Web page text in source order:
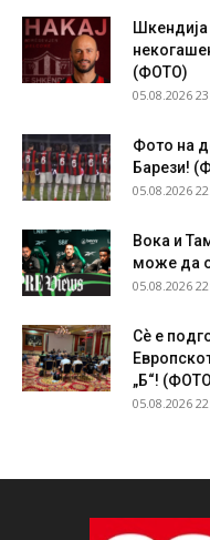
(ФОТО)
05.08.2026
Фото на
Барези!
05.08.2026
Вока и
може да
05.08.2026
Сѐ е
„Б“!
05.08.2026